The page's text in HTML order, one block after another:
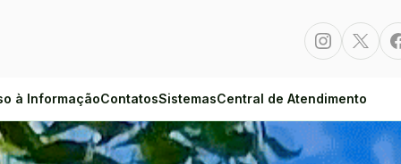
Instagram
à InformaçãoContatosSistemasCentral de Atendimento